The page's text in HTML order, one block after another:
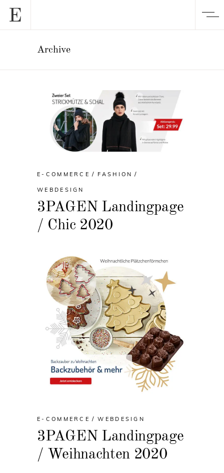
Archive
E-COMMERCE FASHION
WEBDESIGN
3PAGEN Landingpage
/ Chic 2020
E-COMMERCE WEBDESIGN
3PAGEN Landingpage
/ Weihnachten 2020